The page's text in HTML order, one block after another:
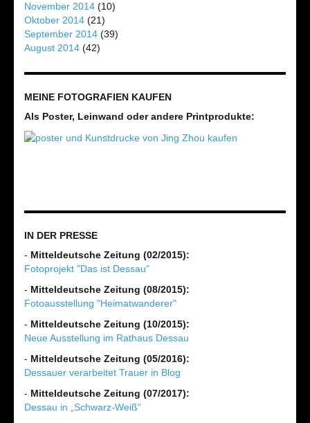
November 2014 (10)
Oktober 2014 (21)
September 2014 (39)
August 2014 (42)
MEINE FOTOGRAFIEN KAUFEN
Als Poster, Leinwand oder andere Printprodukte:
IN DER PRESSE
- Mitteldeutsche Zeitung (02/2015):
Fotoprojekt "Das ist Dessau"
- Mitteldeutsche Zeitung (08/2015):
Fotoausstellung "Heimatwanderer"
- Mitteldeutsche Zeitung (10/2015):
Neue Ausstellung im Rathaus Dessau
- Mitteldeutsche Zeitung (05/2016):
Dessauer verarbeitet Trauer in Blog
- Mitteldeutsche Zeitung (07/2017):
Dessau in „Schwarz-Weiß“